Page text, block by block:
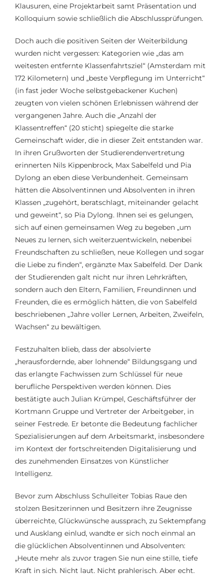
Klausuren, eine Projektarbeit samt Präsentation und
Kolloquium sowie schließlich die Abschlussprüfungen.
Doch auch die positiven Seiten der Weiterbildung
wurden nicht vergessen: Kategorien wie „das am
weitesten entfernte Klassenfahrtsziel“ (Amsterdam mit
172 Kilometern) und „beste Verpflegung im Unterricht“
(in fast jeder Woche selbstgebackener Kuchen)
zeugten von vielen schönen Erlebnissen während der
vergangenen Jahre. Auch die „Anzahl der
Klassentreffen“ (20 sticht) spiegelte die starke
Gemeinschaft wider, die in dieser Zeit entstanden war.
In ihren Grußworten der Studierendenvertretung
erinnerten Nils Kippenbrock, Max Sabelfeld und Pia
Dylong an eben diese Verbundenheit. Gemeinsam
hätten die Absolventinnen und Absolventen in ihren
Klassen „zugehört, beratschlagt, miteinander gelacht
und geweint“, so Pia Dylong. Ihnen sei es gelungen,
sich auf einen gemeinsamen Weg zu begeben „um
Neues zu lernen, sich weiterzuentwickeln, nebenbei
Freundschaften zu schließen, neue Kollegen und sogar
die Liebe zu finden“, ergänzte Max Sabelfeld. Der Dank
der Studierenden galt nicht nur ihren Lehrkräften,
sondern auch den Eltern, Familien, Freundinnen und
Freunden, die es ermöglich hätten, die von Sabelfeld
beschriebenen „Jahre voller Lernen, Arbeiten, Zweifeln,
Wachsen“ zu bewältigen.
Festzuhalten blieb, dass der absolvierte
„herausfordernde, aber lohnende“ Bildungsgang und
das erlangte Fachwissen zum Schlüssel für neue
berufliche Perspektiven werden können. Dies
bestätigte auch Julian Krümpel, Geschäftsführer der
Kortmann Gruppe und Vertreter der Arbeitgeber, in
seiner Festrede. Er betonte die Bedeutung fachlicher
Spezialisierungen auf dem Arbeitsmarkt, insbesondere
im Kontext der fortschreitenden Digitalisierung und
des zunehmenden Einsatzes von Künstlicher
Intelligenz.
Bevor zum Abschluss Schulleiter Tobias Raue den
stolzen Besitzerinnen und Besitzern ihre Zeugnisse
überreichte, Glückwünsche aussprach, zu Sektempfang
und Ausklang einlud, wandte er sich noch einmal an
die glücklichen Absolventinnen und Absolventen:
„Heute mehr als zuvor tragen Sie nun eine stille, tiefe
Kraft in sich. Nicht laut. Nicht prahlerisch. Aber echt.